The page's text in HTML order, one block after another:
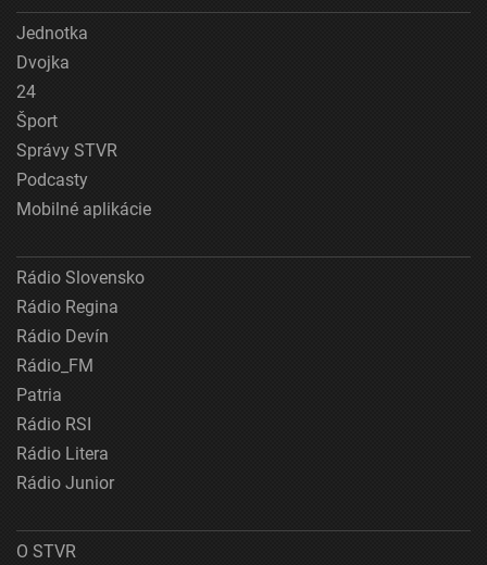
Jednotka
Dvojka
24
Šport
Správy STVR
Podcasty
Mobilné aplikácie
Rádio Slovensko
Rádio Regina
Rádio Devín
Rádio_FM
Patria
Rádio RSI
Rádio Litera
Rádio Junior
O STVR